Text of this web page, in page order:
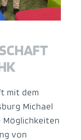
mit dem
Michael
Möglichkeiten
von